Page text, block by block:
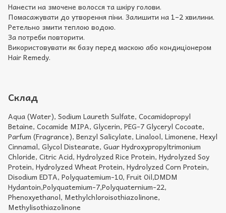
Нанести на змочене волосся та шкіру голови.
Помасажувати до утворення піни. Залишити на 1–2 хвилини.
Ретельно змити теплою водою.
За потреби повторити.
Використовувати як базу перед маскою або кондиціонером
Hair Remedy.
Склад
Aqua (Water), Sodium Laureth Sulfate, Cocamidopropyl
Betaine, Cocamide MIPA, Glycerin, PEG-7 Glyceryl Cocoate,
Parfum (Fragrance), Benzyl Salicylate, Linalool, Limonene, Hexyl
Cinnamal, Glycol Distearate, Guar Hydroxypropyltrimonium
Chloride, Citric Acid, Hydrolyzed Rice Protein, Hydrolyzed Soy
Protein, Hydrolyzed Wheat Protein, Hydrolyzed Corn Protein,
Disodium EDTA, Polyquatemium-10, Fruit Oil,DMDM
Hydantoin,Polyquatemium-7,Polyquaternium-22,
Phenoxyethanol, Methylchloroisothiazolinone,
Methylisothiazolinone